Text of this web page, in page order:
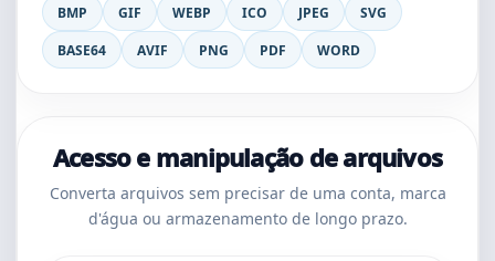
BMP
GIF WEBP ICO JPEG
SVG
BASE64
AVIF PNG PDF WORD
Acesso e manipulação de arquivos
Converta arquivos sem precisar de uma conta, marca
d'água ou armazenamento de longo prazo.